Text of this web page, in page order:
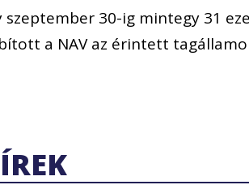
szeptember 30-ig mintegy 31
a NAV az érintett